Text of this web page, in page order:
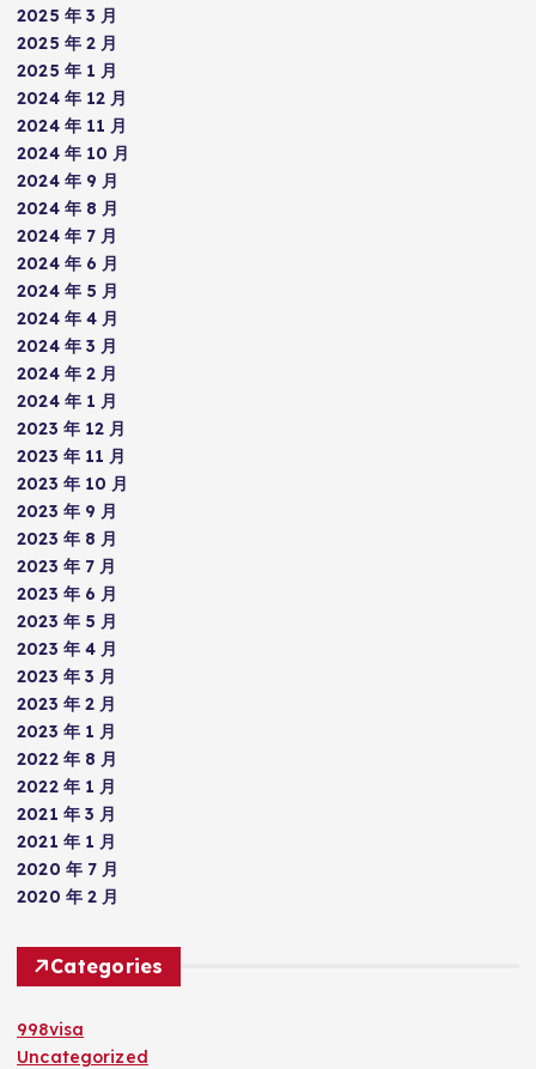
2025 年 3 月
2025 年 2 月
2025 年 1 月
2024 年 12 月
2024 年 11 月
2024 年 10 月
2024 年 9 月
2024 年 8 月
2024 年 7 月
2024 年 6 月
2024 年 5 月
2024 年 4 月
2024 年 3 月
2024 年 2 月
2024 年 1 月
2023 年 12 月
2023 年 11 月
2023 年 10 月
2023 年 9 月
2023 年 8 月
2023 年 7 月
2023 年 6 月
2023 年 5 月
2023 年 4 月
2023 年 3 月
2023 年 2 月
2023 年 1 月
2022 年 8 月
2022 年 1 月
2021 年 3 月
2021 年 1 月
2020 年 7 月
2020 年 2 月
Categories
998visa
Uncategorized